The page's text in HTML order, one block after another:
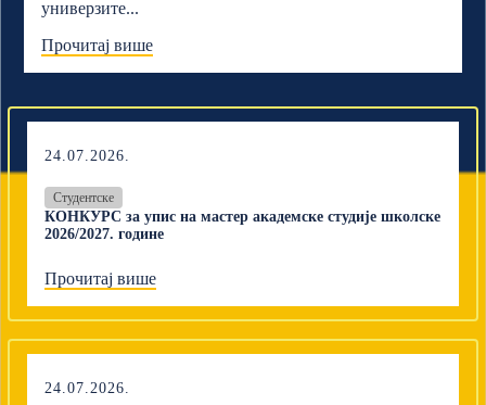
универзите...
Прочитај више
24.07.2026.
Студентске
КОНКУРС за упис на мастер академске студије школске
2026/2027. године
Прочитај више
24.07.2026.